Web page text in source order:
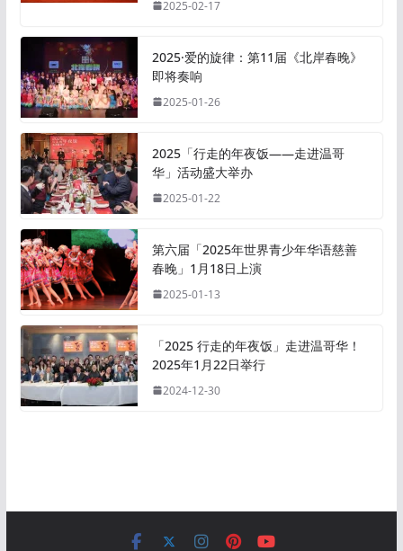
2025-02-17
2025·爱的旋律：第11届《北岸春晚》
即将奏响
2025-01-26
2025「行走的年夜饭——走进温哥
华」活动盛大举办
2025-01-22
第六届「2025年世界青少年华语慈善
春晚」1月18日上演
2025-01-13
「2025 行走的年夜饭」走进温哥华！
2025年1月22日举行
2024-12-30